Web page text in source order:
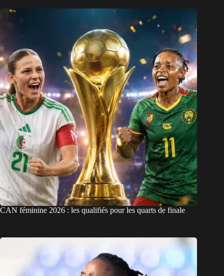
CAN féminine 2026 : les qualifiés pour les quarts de finale